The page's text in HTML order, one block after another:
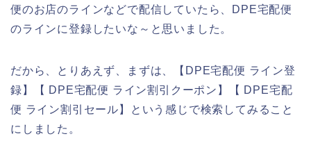
便のお店のラインなどで配信していたら、DPE宅配便
のラインに登録したいな～と思いました。
だから、とりあえず、まずは、【DPE宅配便 ライン登
録】【 DPE宅配便 ライン割引クーポン】【 DPE宅配
便 ライン割引セール】という感じで検索してみること
にしました。